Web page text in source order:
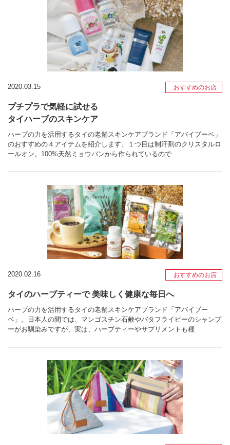
2020.03.15 おすすめのお店
プチプラで気軽に試せる
タイハーブのスキンケア
ハーブの力を活用するタイの老舗スキンケアブランド「アバイブーベ」
のおすすめの４アイテムを紹介します。１つ目は制汗剤のクリスタルロ
ールオン。100%天然ミョウバンから作られているので
2020.02.16 おすすめのお店
タイのハーブティーで 美味しく健康な毎日へ
ハーブの力を活用するタイの老舗スキンケアブランド「アバイブー
ベ」。日本人の間では、マンゴスチン石鹸やバタフライピーのシャンプ
ーがお馴染みですが、実は、ハーブティーやサプリメントも種